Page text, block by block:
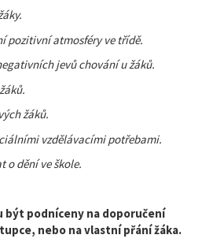
pozitivní atmosféry ve třídě.
jevů chování u žáků.
žáků.
vzdělávacími potřebami.
o dění ve škole.
být podníceny na doporučení
nebo na vlastní přání žáka.